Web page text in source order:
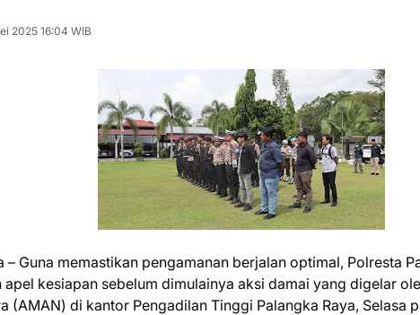
2025 16:04 WIB
– Guna memastikan pengamanan berjalan optimal, Polresta
apel kesiapan sebelum dimulainya aksi damai yang digelar
(AMAN) di kantor Pengadilan Tinggi Palangka Raya, Selasa